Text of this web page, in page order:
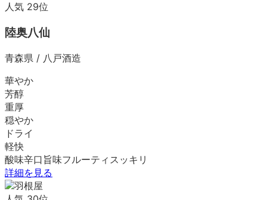
人気 29位
陸奥八仙
青森県 / 八戸酒造
華やか
芳醇
重厚
穏やか
ドライ
軽快
酸味辛口 旨味フルーティ スッキリ
詳細を見る